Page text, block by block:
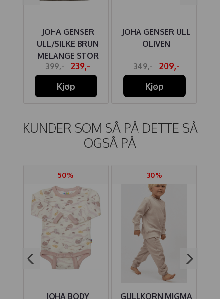
JOHA GENSER
ULL/SILKE BRUN
MELANGE STOR
399,-
239,-
Kjøp
JOHA GENSER ULL
OLIVEN
349,-
209,-
Kjøp
KUNDER SOM SÅ PÅ DETTE SÅ
OGSÅ PÅ
50%
JOHA BODY
30%
GULLKORN MIGMA